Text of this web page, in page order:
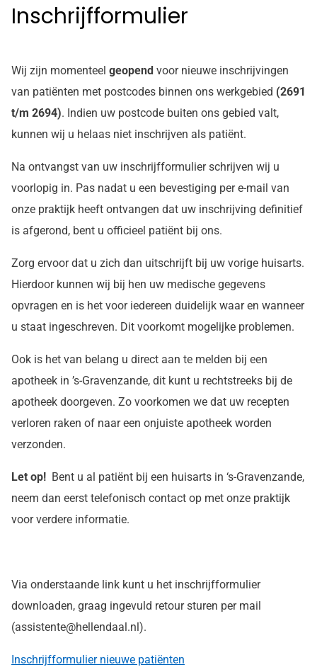
Inschrijfformulier
Wij zijn momenteel geopend voor nieuwe inschrijvingen
van patiënten met postcodes binnen ons werkgebied (2691
t/m 2694). Indien uw postcode buiten ons gebied valt,
kunnen wij u helaas niet inschrijven als patiënt.
Na ontvangst van uw inschrijfformulier schrijven wij u
voorlopig in. Pas nadat u een bevestiging per e-mail van
onze praktijk heeft ontvangen dat uw inschrijving definitief
is afgerond, bent u officieel patiënt bij ons.
Zorg ervoor dat u zich dan uitschrijft bij uw vorige huisarts.
Hierdoor kunnen wij bij hen uw medische gegevens
opvragen en is het voor iedereen duidelijk waar en wanneer
u staat ingeschreven. Dit voorkomt mogelijke problemen.
Ook is het van belang u direct aan te melden bij een
apotheek in ’s-Gravenzande, dit kunt u rechtstreeks bij de
apotheek doorgeven. Zo voorkomen we dat uw recepten
verloren raken of naar een onjuiste apotheek worden
verzonden.
Let op! Bent u al patiënt bij een huisarts in ‘s-Gravenzande,
neem dan eerst telefonisch contact op met onze praktijk
voor verdere informatie.
Via onderstaande link kunt u het inschrijfformulier
downloaden, graag ingevuld retour sturen per mail
(assistente@hellendaal.nl).
Inschrijfformulier nieuwe patiënten